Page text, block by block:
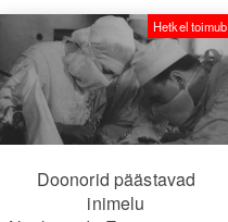
Doonorid päästavad
inimelu
Hetkel toimub